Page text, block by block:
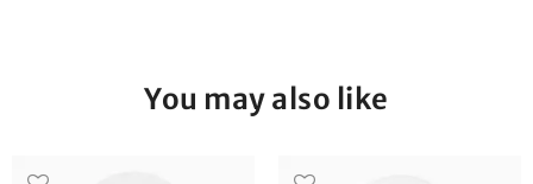
You may also like